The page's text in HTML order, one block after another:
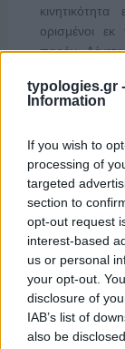
typologies.gr -
Information
If you wish to
processing of
targeted
section to
opt-out request
interest-based
us or personal
your opt-out.
disclosure of
IAB’s list of
also be
ορισμένοι
παρόν.